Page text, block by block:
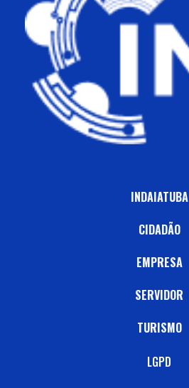
INDAIATUBA
CIDADÃO
EMPRESA
SERVIDOR
TURISMO
LGPD